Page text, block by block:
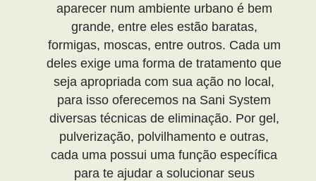
aparecer num ambiente urbano é bem
grande, entre eles estão baratas,
formigas, moscas, entre outros. Cada um
deles exige uma forma de tratamento que
seja apropriada com sua ação no local,
para isso oferecemos na Sani System
diversas técnicas de eliminação. Por gel,
pulverização, polvilhamento e outras,
cada uma possui uma função específica
para te ajudar a solucionar seus